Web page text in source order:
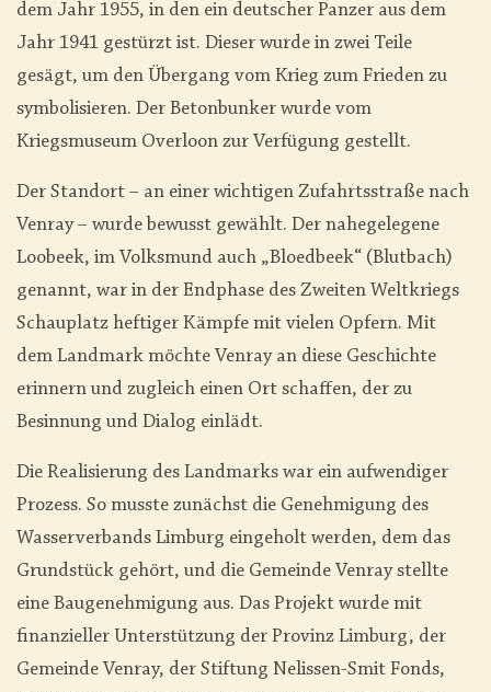
dem Jahr 1955, in den ein deutscher Panzer aus dem
Jahr 1941 gestürzt ist. Dieser wurde in zwei Teile
gesägt, um den Übergang vom Krieg zum Frieden zu
symbolisieren. Der Betonbunker wurde vom
Kriegsmuseum Overloon zur Verfügung gestellt.
Der Standort – an einer wichtigen Zufahrtsstraße nach
Venray – wurde bewusst gewählt. Der nahegelegene
Loobeek, im Volksmund auch „Bloedbeek“ (Blutbach)
genannt, war in der Endphase des Zweiten Weltkriegs
Schauplatz heftiger Kämpfe mit vielen Opfern. Mit
dem Landmark möchte Venray an diese Geschichte
erinnern und zugleich einen Ort schaffen, der zu
Besinnung und Dialog einlädt.
Die Realisierung des Landmarks war ein aufwendiger
Prozess. So musste zunächst die Genehmigung des
Wasserverbands Limburg eingeholt werden, dem das
Grundstück gehört, und die Gemeinde Venray stellte
eine Baugenehmigung aus. Das Projekt wurde mit
finanzieller Unterstützung der Provinz Limburg, der
Gemeinde Venray, der Stiftung Nelissen-Smit Fonds,